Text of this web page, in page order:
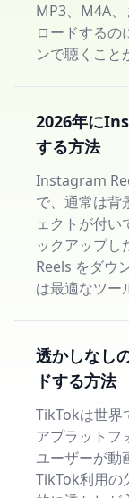
MP3、M4A
ロードするの
ンで聴くこと
2026年に
する方法
Instagram
で、通常は背
ェクトが付い
ックアップし
Reels をダウ
は最適なツー
透かしなし
ドする方法
TikTokは世界
アプラットフ
ユーザーが動
TikTok利用の